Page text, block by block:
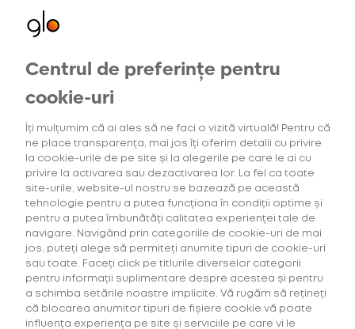
HILO, Hilo Plus
Oferte exclusive
pentru utilizatorii noi
Centrul de preferințe pentru
cookie-uri
Îți mulțumim că ai ales să ne faci o vizită virtuală! Pentru că
ne place transparența, mai jos îți oferim detalii cu privire
la cookie-urile de pe site și la alegerile pe care le ai cu
privire la activarea sau dezactivarea lor. La fel ca toate
site-urile, website-ul nostru se bazează pe această
tehnologie pentru a putea funcționa în condiții optime și
pentru a putea îmbunătăți calitatea experienței tale de
navigare. Navigând prin categoriile de cookie-uri de mai
jos, puteți alege să permiteți anumite tipuri de cookie-uri
sau toate. Faceți click pe titlurile diverselor categorii
pentru informații suplimentare despre acestea și pentru
a schimba setările noastre implicite. Vă rugăm să rețineți
că blocarea anumitor tipuri de fișiere cookie vă poate
influența experiența pe site și serviciile pe care vi le